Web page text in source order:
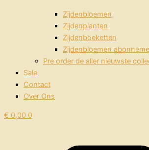
Zijdenbloemen
Zijdenplanten
Zijdenboeketten
Zijdenbloemen
Pre order de aller nieuwste
Sale
Contact
Over Ons
€ 0,00 0